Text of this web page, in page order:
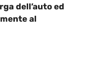
dell’auto ed
al